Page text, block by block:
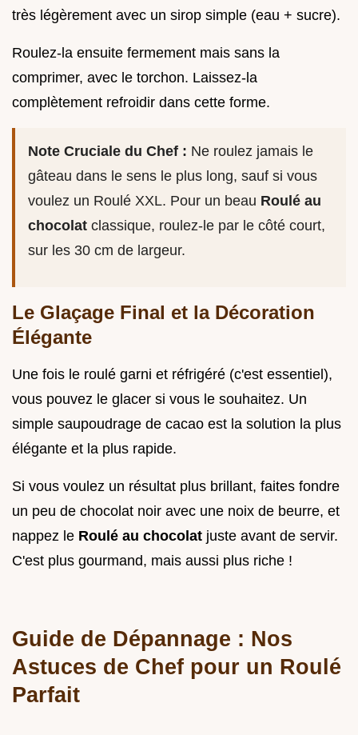
très légèrement avec un sirop simple (eau + sucre).
Roulez-la ensuite fermement mais sans la
comprimer, avec le torchon. Laissez-la
complètement refroidir dans cette forme.
Note Cruciale du Chef : Ne roulez jamais le
gâteau dans le sens le plus long, sauf si vous
voulez un Roulé XXL. Pour un beau Roulé au
chocolat classique, roulez-le par le côté court,
sur les 30 cm de largeur.
Le Glaçage Final et la Décoration
Élégante
Une fois le roulé garni et réfrigéré (c'est essentiel),
vous pouvez le glacer si vous le souhaitez. Un
simple saupoudrage de cacao est la solution la plus
élégante et la plus rapide.
Si vous voulez un résultat plus brillant, faites fondre
un peu de chocolat noir avec une noix de beurre, et
nappez le Roulé au chocolat juste avant de servir.
C'est plus gourmand, mais aussi plus riche !
Guide de Dépannage : Nos
Astuces de Chef pour un Roulé
Parfait